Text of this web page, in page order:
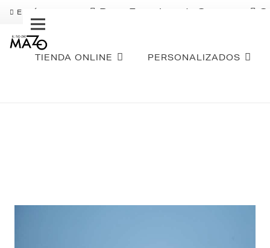
ENVÍO GRATIS Pago Fraccionado Sequra
TIENDA ONLINE PERSONALIZADOS